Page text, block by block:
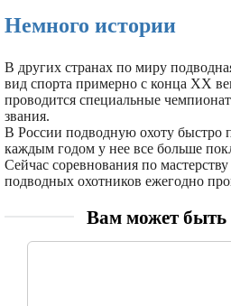
Немного истории
В других странах по миру
вид спорта примерно с конца ХХ
проводится специальные
звания.
В России подводную охоту быстро
каждым годом у нее все больше
Сейчас соревнования по
подводных охотников ежегодно
Вам может быть